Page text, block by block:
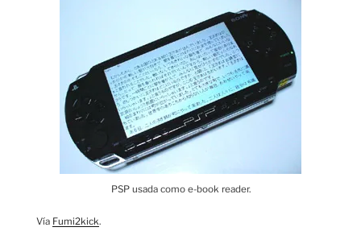
PSP usada como e-book reader.
Vía Fumi2kick.